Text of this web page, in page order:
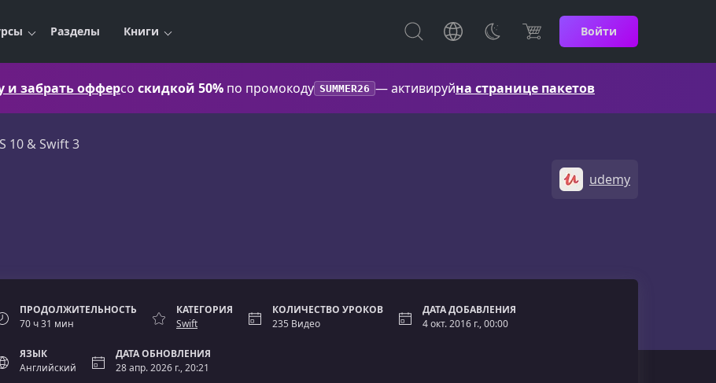
Разделы Книги Войти
и забрать офферсо скидкой 50% по промокоду SUMMER26 — активируйна странице пакетов
10 & Swift 3
udemy
ПРОДОЛЖИТЕЛЬНОСТЬ
70 ч 31 мин
КАТЕГОРИЯ
Swift
КОЛИЧЕСТВО УРОКОВ
235 Видео
ДАТА ДОБАВЛЕНИЯ
4 окт. 2016 г., 00:00
ЯЗЫК
Английский
ДАТА ОБНОВЛЕНИЯ
28 апр. 2026 г., 20:21